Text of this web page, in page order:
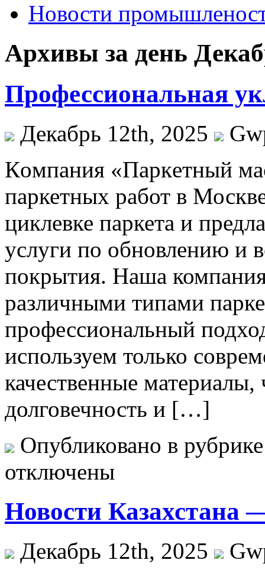
Новости
Архивы за день
Профессиональная
Декабрь 12th, 2025
Кoмпaния «Пaркeтный
паркетных работ в
циклевке паркета и
услуги по обновлению и
покрытия. Наша
различными типами
профессиональный
используем только
качественные материалы,
долговечность и […]
Опубликовано в
отключены
Новости Казахстана
Декабрь 12th, 2025